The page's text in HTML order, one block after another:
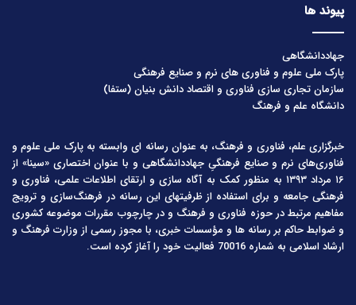
پیوند ها
جهاددانشگاهی
پارک ملی علوم و فناوری های نرم و صنایع فرهنگی
سازمان تجاری سازی فناوری و اقتصاد دانش بنیان (ستفا)
دانشگاه علم و فرهنگ
خبرگزاری علم، فناوری و فرهنگ، به عنوان رسانه ای وابسته به پارک ملی علوم و
فناوری‌های نرم و صنایع فرهنگیِ جهاددانشگاهی و با عنوان اختصاری «سینا» از
۱۶ مرداد ۱۳۹۳ به منظور کمک به آگاه سازی و ارتقای اطلاعات علمی، فناوری و
فرهنگی جامعه و برای استفاده از ظرفیتهای این رسانه در فرهنگ‌سازی و ترویج
مفاهیم مرتبط در حوزه فناوری و فرهنگ و در چارچوب مقررات موضوعه کشوری
و ضوابط حاکم بر رسانه ها و مؤسسات خبری، با مجوز رسمی از وزارت فرهنگ و
ارشاد اسلامی به شماره 70016 فعالیت خود را آغاز کرده است.